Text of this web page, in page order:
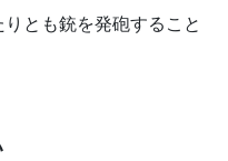
とも銃を発砲すること